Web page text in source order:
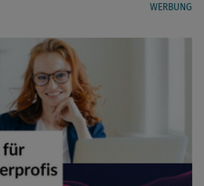
WERBUNG